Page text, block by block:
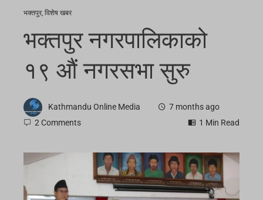
भक्तपुर, विशेष खबर
भक्तपुर नगरपालिकाको
१९ औं नगरसभा सुरु
Kathmandu Online Media
7 months ago
2 Comments
1 Min Read